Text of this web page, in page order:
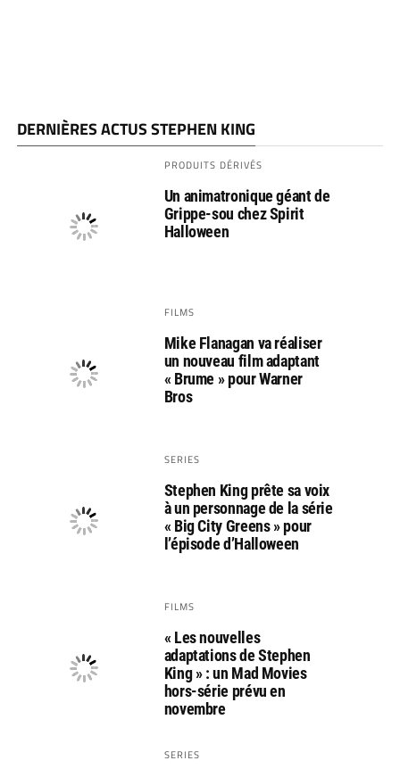
DERNIÈRES ACTUS STEPHEN KING
PRODUITS DÉRIVÉS
Un animatronique géant de
Grippe-sou chez Spirit
Halloween
FILMS
Mike Flanagan va réaliser
un nouveau film adaptant
« Brume » pour Warner
Bros
SERIES
Stephen King prête sa voix
à un personnage de la série
« Big City Greens » pour
l’épisode d’Halloween
FILMS
« Les nouvelles
adaptations de Stephen
King » : un Mad Movies
hors-série prévu en
novembre
SERIES